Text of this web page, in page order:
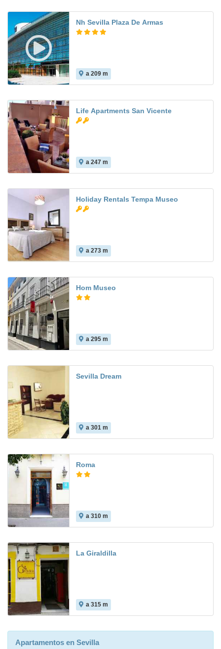
Nh Sevilla Plaza De Armas
a 209 m
Life Apartments San Vicente
a 247 m
Holiday Rentals Tempa Museo
a 273 m
Hom Museo
a 295 m
Sevilla Dream
a 301 m
Roma
a 310 m
La Giraldilla
a 315 m
Apartamentos en Sevilla